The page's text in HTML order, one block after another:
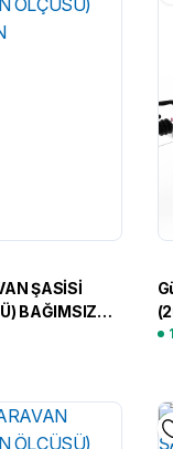
ŞASİSİ
BAĞIMSIZ